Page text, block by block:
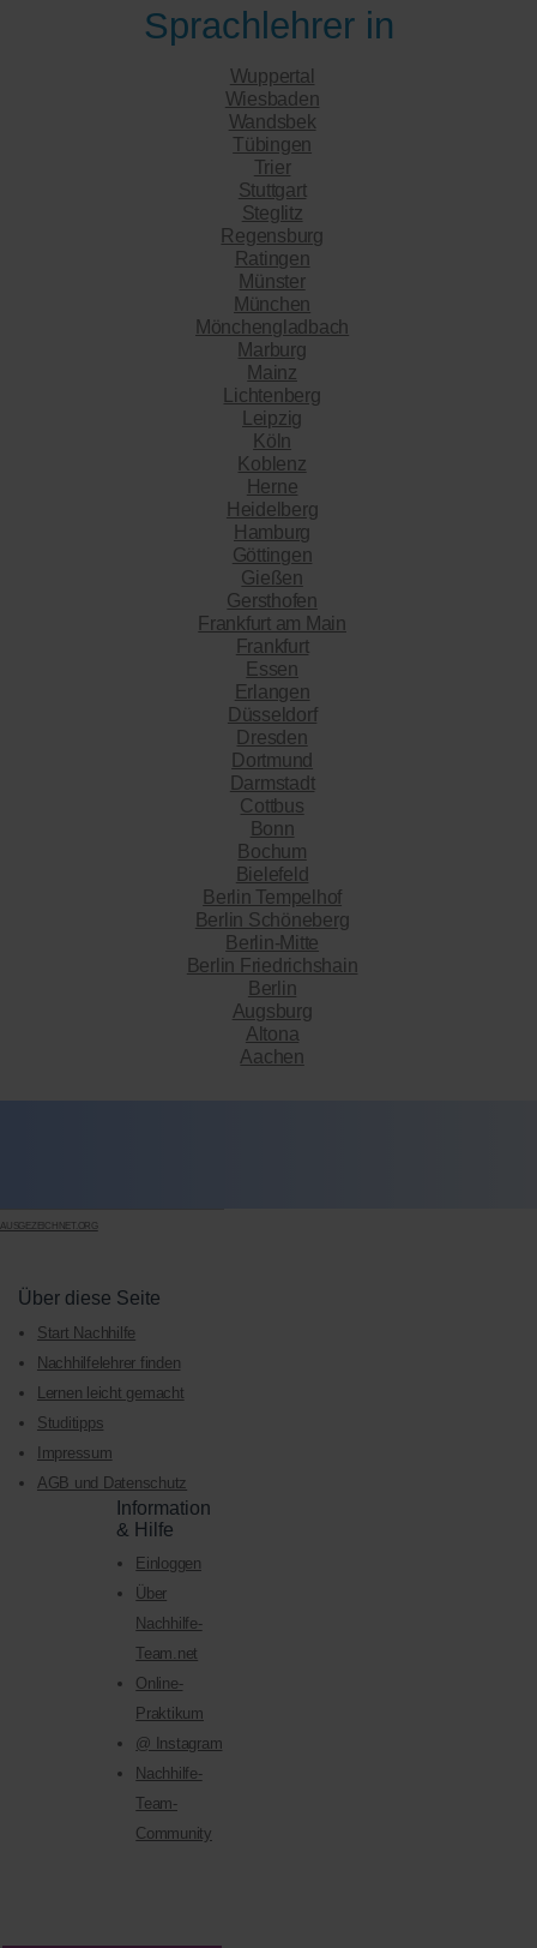
Sprachlehrer in
Wuppertal
Wiesbaden
Wandsbek
Tübingen
Trier
Stuttgart
Steglitz
Regensburg
Ratingen
Münster
München
Mönchengladbach
Marburg
Mainz
Lichtenberg
Leipzig
Köln
Koblenz
Herne
Heidelberg
Hamburg
Göttingen
Gießen
Gersthofen
Frankfurt am Main
Frankfurt
Essen
Erlangen
Düsseldorf
Dresden
Dortmund
Darmstadt
Cottbus
Bonn
Bochum
Bielefeld
Berlin Tempelhof
Berlin Schöneberg
Berlin-Mitte
Berlin Friedrichshain
Berlin
Augsburg
Altona
Aachen
AUSGEZEICHNET.ORG
Über diese Seite
Start Nachhilfe
Nachhilfelehrer finden
Lernen leicht gemacht
Studitipps
Impressum
AGB und Datenschutz
Information
& Hilfe
Einloggen
Über
Nachhilfe-
Team.net
Online-
Praktikum
@ Instagram
Nachhilfe-
Team-
Community